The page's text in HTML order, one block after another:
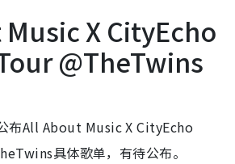
X CityEcho
@TheTwins
布All About Music X CityEcho
具体歌单，有待公布。